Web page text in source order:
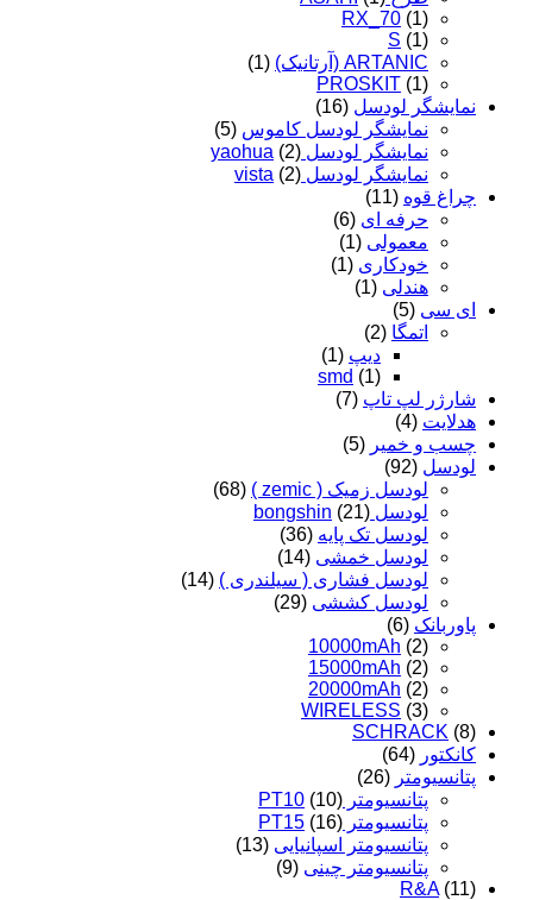
RX_70 (1)
S (1)
ARTANIC (آرتانیک)
(1)
PROSKIT (1)
نمایشگر لودسل (16)
نمایشگر لودسل کاموس (5)
نمایشگر لودسل yaohua (2)
نمایشگر لودسل vista (2)
چراغ قوه (11)
حرفه ای (6)
معمولی (1)
خودکاری (1)
هندلی (1)
ای سی (5)
اتمگا (2)
دیپ (1)
smd (1)
شارژر لپ تاپ (7)
هدلایت (4)
چسب و خمیر (5)
لودسل (92)
لودسل زمیک ( zemic )
(68)
لودسل bongshin (21)
لودسل تک پایه (36)
لودسل خمشی (14)
لودسل فشاری ( سیلندری ) (14)
لودسل کششی (29)
پاوربانک (6)
10000mAh (2)
15000mAh (2)
20000mAh (2)
WIRELESS (3)
SCHRACK (8)
کانکتور (64)
پتانسیومتر (26)
پتانسیومتر PT10 (10)
پتانسیومتر PT15 (16)
پتانسیومتر اسپانیایی (13)
پتانسیومتر چینی (9)
R&A (11)